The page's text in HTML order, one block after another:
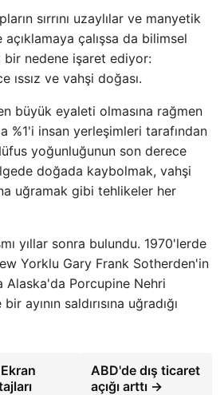
sırrını uzaylılar ve manyetik
çalışsa da bilimsel
nedene işaret ediyor:
ıssız ve vahşi doğası.
büyük eyaleti olmasına rağmen
%1'i insan yerleşimleri tarafından
yoğunluğunun son derece
doğada kaybolmak, vahşi
uğramak gibi tehlikeler her
yıllar sonra bulundu. 1970'lerde
Yorklu Gary Frank Sotherden'in
Alaska'da Porcupine Nehri
ayının saldırısına uğradığı
ABD'de dış ticaret
açığı arttı →